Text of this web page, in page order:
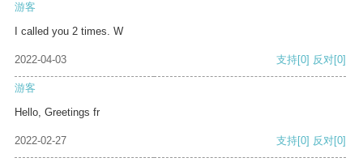
游客
I called you 2 times. W
2022-04-03 支持[0] 反对[0]
游客
Hello, Greetings fr
2022-02-27 支持[0] 反对[0]